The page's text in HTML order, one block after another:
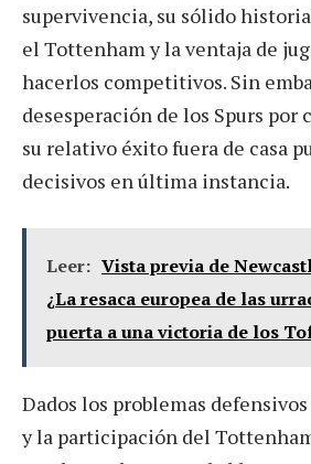
supervivencia, su sólido
el Tottenham y la ventaja de
hacerlos competitivos. Sin
desesperación de los Spurs por
su relativo éxito fuera de casa
decisivos en última instancia.
Leer: Vista previa de
¿La resaca europea de las
puerta a una victoria de los
Dados los problemas
y la participación del